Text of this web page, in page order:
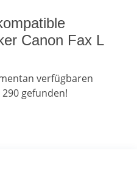
Canon Fax L
verfügbaren
gefunden!